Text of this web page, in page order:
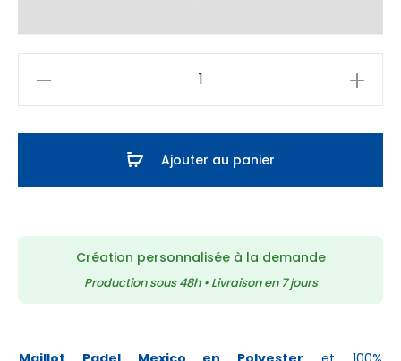
Ajouter au panier
Création personnalisée à la demande
Production sous 48h • Livraison en 7 jours